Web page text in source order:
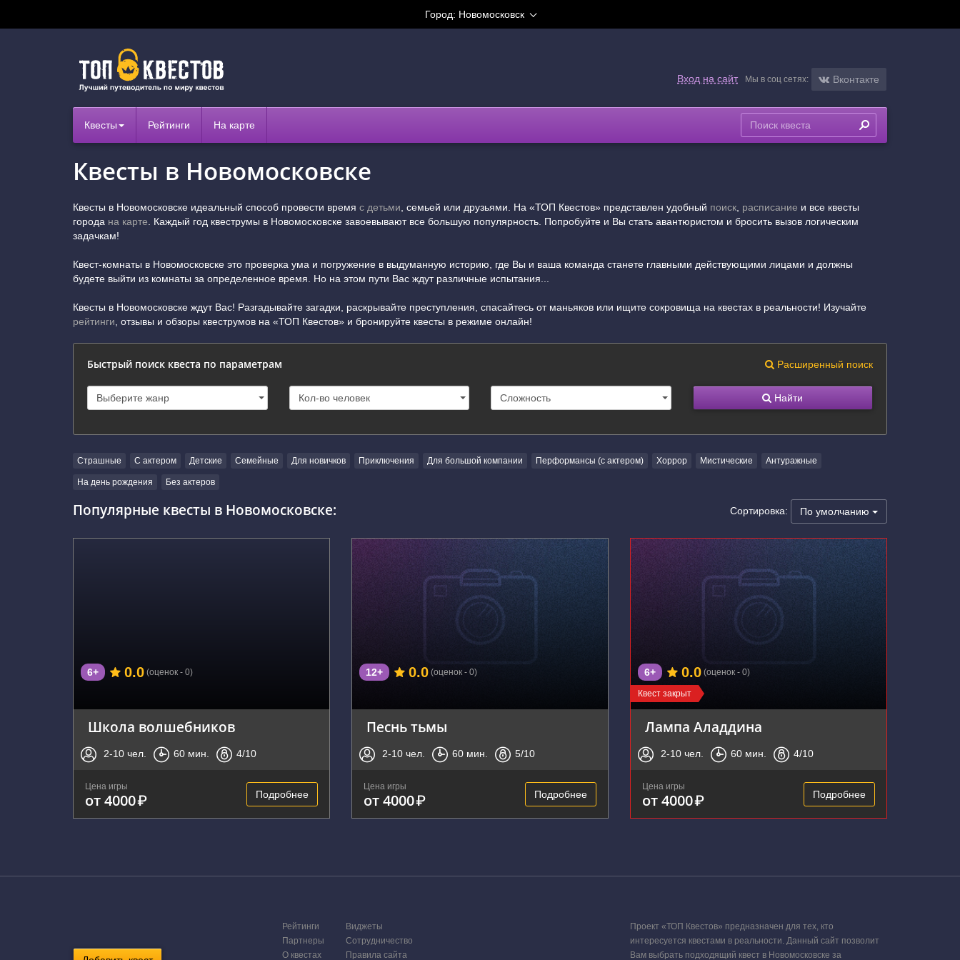
Город: Новомосковск
Вход на сайт Мы в соц сетях: Вконтакте
Квесты Рейтинги На карте
Квесты в Новомосковске
Квесты в Новомосковске идеальный способ провести время с детьми , семьей или друзьями. На «ТОП Квестов» представлен удобный поиск расписание и все квесты
города на карте . Каждый год квеструмы в Новомосковске завоевывают все большую популярность. Попробуйте и Вы стать авантюристом и бросить вызов логическим
задачкам!
Квест-комнаты в Новомосковске это проверка ума и погружение в выдуманную историю, где Вы и ваша команда станете главными действующими лицами и должны
будете выйти из комнаты за определенное время. Но на этом пути Вас ждут различные испытания...
Квесты в Новомосковске ждут Вас! Разгадывайте загадки, раскрывайте преступления, спасайтесь от маньяков или ищите сокровища на квестах в реальности! Изучайте
рейтинги , отзывы и обзоры квеструмов на «ТОП Квестов» и бронируйте квесты в режиме онлайн!
Быстрый поиск квеста по параметрам Расширенный поиск
Найти
Страшные С актером Детские Семейные Для новичков Приключения Для большой компании Перформансы (с актером) Хоррор Мистические Антуражные
На день рождения Без актеров
Популярные квесты в Новомосковске: Сортировка: По умолчанию
6+ 0.0 (оценок - 0)
Школа волшебников
2-10 чел. 60 мин. 4/10
Цена игры
от 4000₽ Подробнее
г. Новомосковск, Рязанское шоссе, 10к1
12+ 0.0 (оценок - 0)
Песнь тьмы
2-10 чел. 60 мин. 5/10
Цена игры
от 4000₽ Подробнее
Квест закрыт
6+ 0.0 (оценок - 0)
Лампа Аладдина
2-10 чел. 60 мин. 4/10
Цена игры
от 4000₽ Подробнее
Рейтинги
Партнеры
О квестах
Виджеты
Сотрудничество
Правила сайта
Проект «ТОП Квестов» предназначен для тех, кто
интересуется квестами в реальности. Данный сайт позволит
Вам выбрать подходящий квест в Новомосковске за